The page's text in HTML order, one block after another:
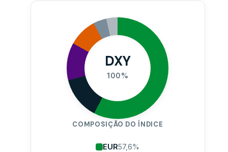
DXY
100%
COMPOSIÇÃO DO ÍNDICE
EUR57,6%